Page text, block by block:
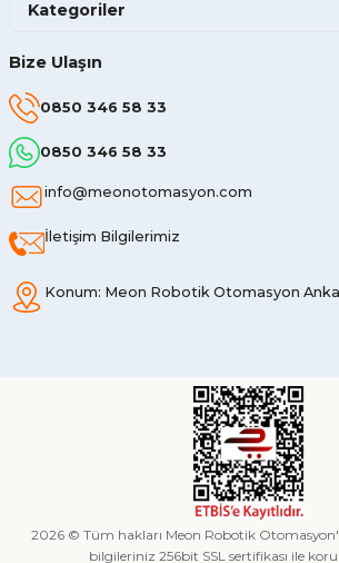
Bize Ulaşın
0850 346 58 33
0850 346 58 33
info@meonotomasyon.com
İletişim Bilgilerimiz
Konum: Meon Robotik Otomasyon
Kategoriler
2026 © Tüm hakları Meon Robotik Otomasyon'a
bilgileriniz 256bit SSL sertifikası ile